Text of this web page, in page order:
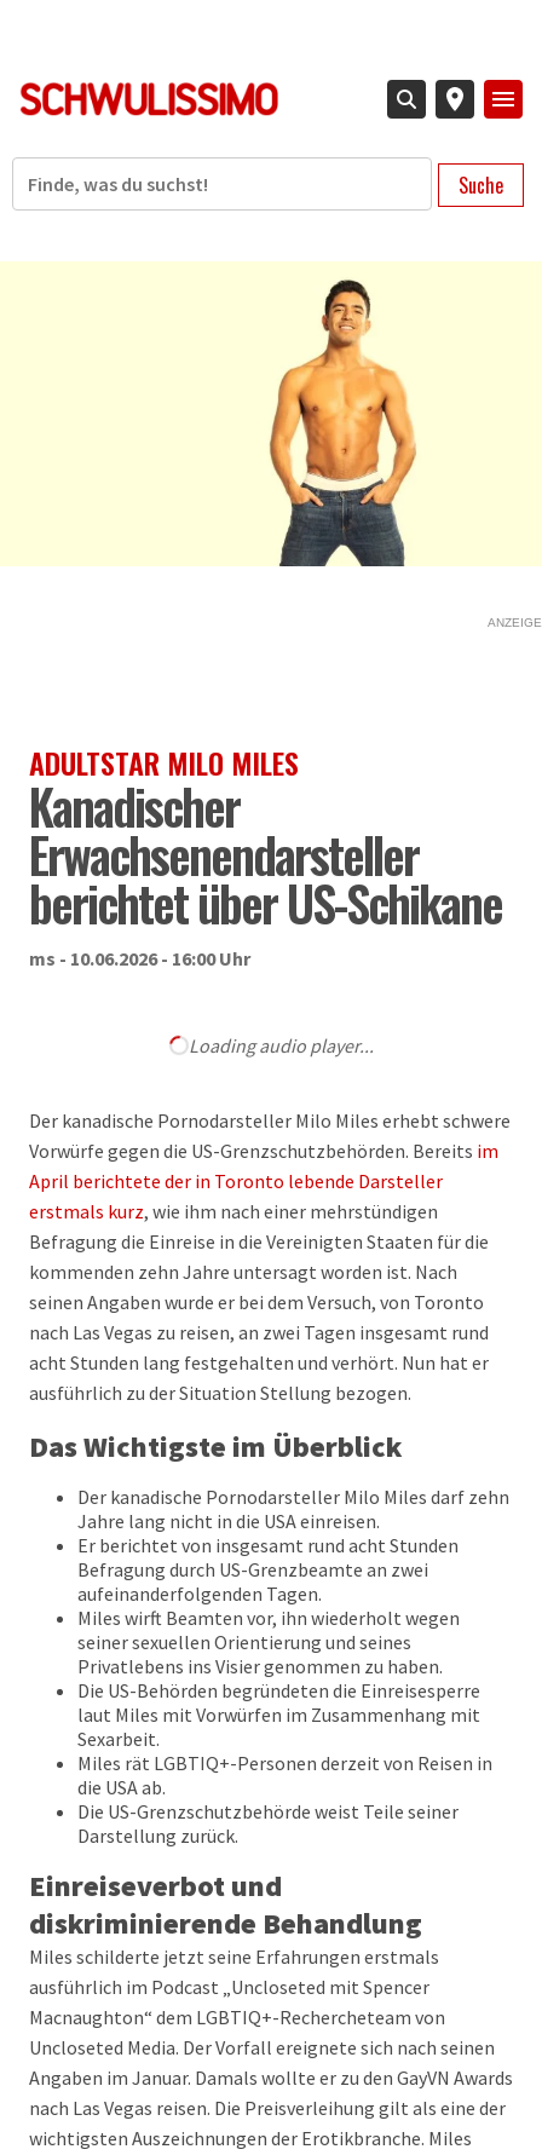
Suche
ANZEIGE
ADULTSTAR MILO MILES
Kanadischer
Erwachsenendarsteller
berichtet über US-Schikane
ms - 10.06.2026 - 16:00 Uhr
Loading audio player...
Der kanadische Pornodarsteller Milo Miles erhebt schwere
Vorwürfe gegen die US-Grenzschutzbehörden. Bereits im
April berichtete der in Toronto lebende Darsteller
erstmals kurz, wie ihm nach einer mehrstündigen
Befragung die Einreise in die Vereinigten Staaten für die
kommenden zehn Jahre untersagt worden ist. Nach
seinen Angaben wurde er bei dem Versuch, von Toronto
nach Las Vegas zu reisen, an zwei Tagen insgesamt rund
acht Stunden lang festgehalten und verhört. Nun hat er
ausführlich zu der Situation Stellung bezogen.
Das Wichtigste im Überblick
Der kanadische Pornodarsteller Milo Miles darf zehn
Jahre lang nicht in die USA einreisen.
Er berichtet von insgesamt rund acht Stunden
Befragung durch US-Grenzbeamte an zwei
aufeinanderfolgenden Tagen.
Miles wirft Beamten vor, ihn wiederholt wegen
seiner sexuellen Orientierung und seines
Privatlebens ins Visier genommen zu haben.
Die US-Behörden begründeten die Einreisesperre
laut Miles mit Vorwürfen im Zusammenhang mit
Sexarbeit.
Miles rät LGBTIQ+-Personen derzeit von Reisen in
die USA ab.
Die US-Grenzschutzbehörde weist Teile seiner
Darstellung zurück.
Einreiseverbot und
diskriminierende Behandlung
Miles schilderte jetzt seine Erfahrungen erstmals
ausführlich im Podcast „Uncloseted mit Spencer
Macnaughton“ dem LGBTIQ+-Rechercheteam von
Uncloseted Media. Der Vorfall ereignete sich nach seinen
Angaben im Januar. Damals wollte er zu den GayVN Awards
nach Las Vegas reisen. Die Preisverleihung gilt als eine der
wichtigsten Auszeichnungen der Erotikbranche. Miles